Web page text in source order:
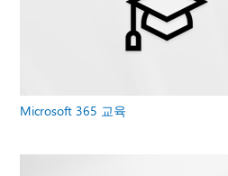
Microsoft 365 교육